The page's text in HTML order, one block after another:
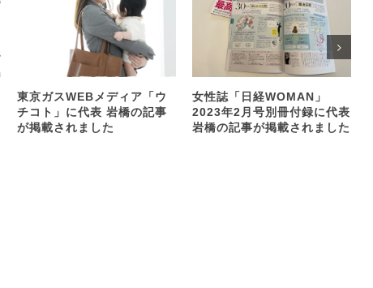
東京ガスWEBメディア「ウ
チコト」に代表 岩橋の記事
が掲載されました
女性誌「日経WOMAN」
2023年2月号別冊付録に代表
岩橋の記事が掲載されました